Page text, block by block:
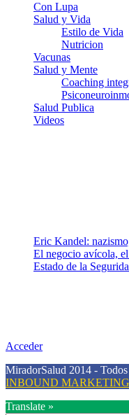
Con Lupa
Salud y Vida
Estilo de Vida
Nutricion
Vacunas
Salud y Mente
Coaching
Salud Publica
Videos
Eric Kandel:
El negocio avícola,
Estado de la
Acceder
MiradorSalud 2014 -
INBOUND
Translate »